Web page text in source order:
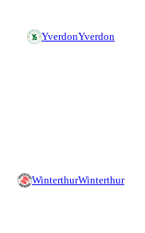
YverdonYverdon
WinterthurWinterthur